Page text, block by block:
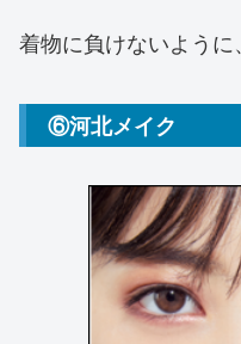
着物に負けないように、
⑥河北メイク